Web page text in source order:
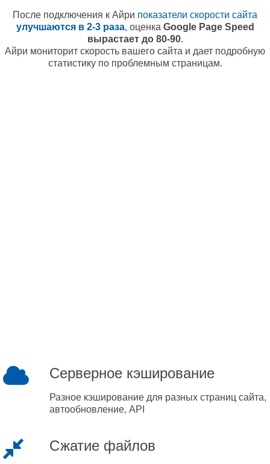
После подключения к Айри показатели скорости сайта
улучшаются в 2-3 раза, оценка Google Page Speed
вырастает до 80-90.
Айри мониторит скорость вашего сайта и дает подробную
статистику по проблемным страницам.
Серверное кэширование
Разное кэширование для разных страниц сайта,
автообновление, API
Сжатие файлов